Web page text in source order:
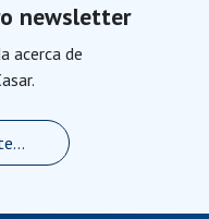
newsletter
acerca de